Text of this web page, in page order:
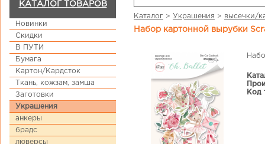
КАТАЛОГ ТОВАРОВ
Новинки
Скидки
В ПУТИ
Бумага
Картон/Кардсток
Ткань, кожзам, замша
Заготовки
Украшения
анкеры
брадс
люверсы
Каталог > Украшения > высечки/
Набор картонной вырубки
Код